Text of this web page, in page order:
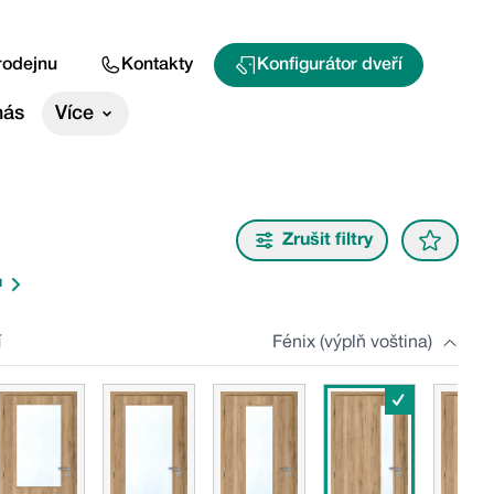
Kontakty Konfigurátor dveří
Více
Zrušit filtry
Fénix (výplň voština)
✓